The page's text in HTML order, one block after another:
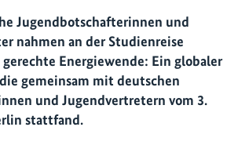
Jugendbotschafterinnen und
nahmen an der Studienreise
Energiewende: Ein globaler
gemeinsam mit deutschen
und Jugendvertretern vom 3.
stattfand.